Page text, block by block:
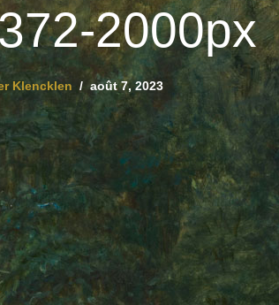
2000px
Klencklen août 7, 2023